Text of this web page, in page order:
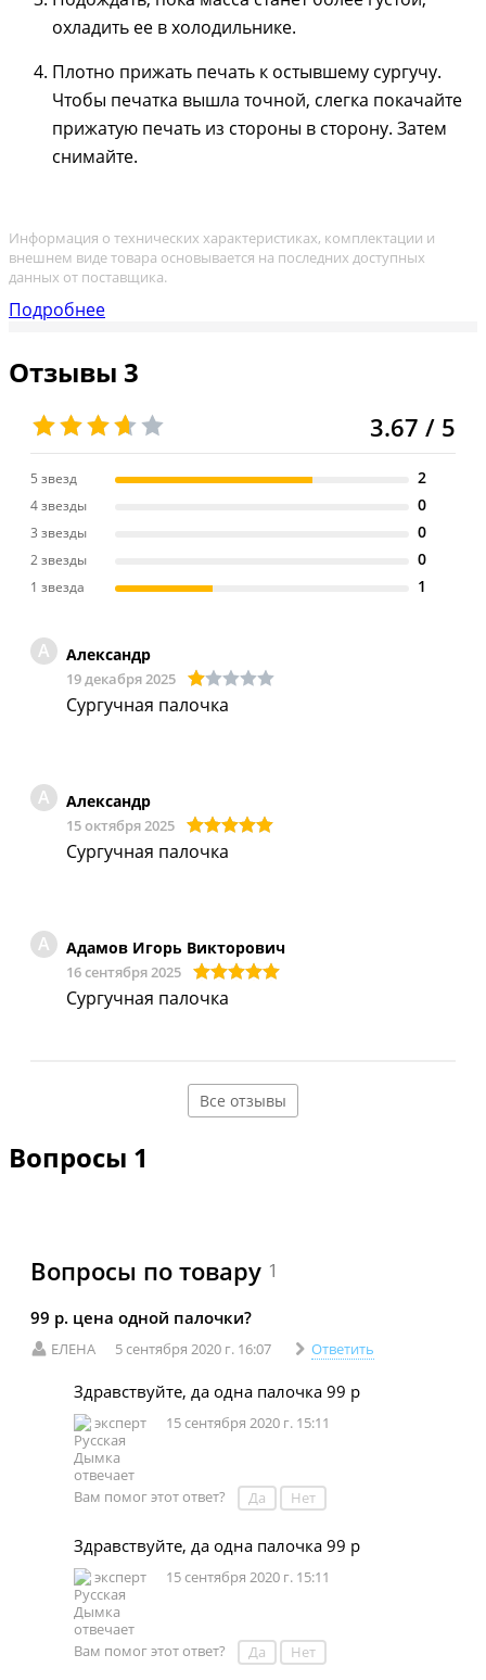
охладить ее в холодильнике.
Плотно прижать печать к остывшему сургучу.
Чтобы печатка вышла точной, слегка покачайте
прижатую печать из стороны в сторону. Затем
снимайте.
Информация о технических характеристиках, комплектации и
внешнем виде товара основывается на последних доступных
данных от поставщика.
Подробнее
Отзывы 3
3.67 / 5
5 звезд 2
4 звезды 0
3 звезды 0
2 звезды 0
1 звезда 1
А Александр
19 декабря 2025
Сургучная палочка
А Александр
15 октября 2025
Сургучная палочка
А Адамов Игорь Викторович
16 сентября 2025
Сургучная палочка
Все отзывы
Вопросы 1
Вопросы по товару 1
99 р. цена одной палочки?
ЕЛЕНА 5 сентября 2020 г. 16:07 Ответить
Здравствуйте, да одна палочка 99 р
эксперт 15 сентября 2020 г. 15:11
Вам помог этот ответ? Да Нет
Здравствуйте, да одна палочка 99 р
эксперт 15 сентября 2020 г. 15:11
Вам помог этот ответ? Да Нет